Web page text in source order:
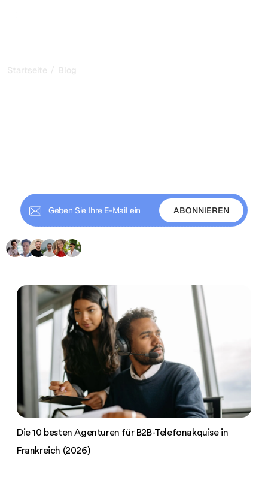
Startseite / Blog
Die 10 besten Agenturen für B2B-Telefonakquise in
Frankreich (2026)